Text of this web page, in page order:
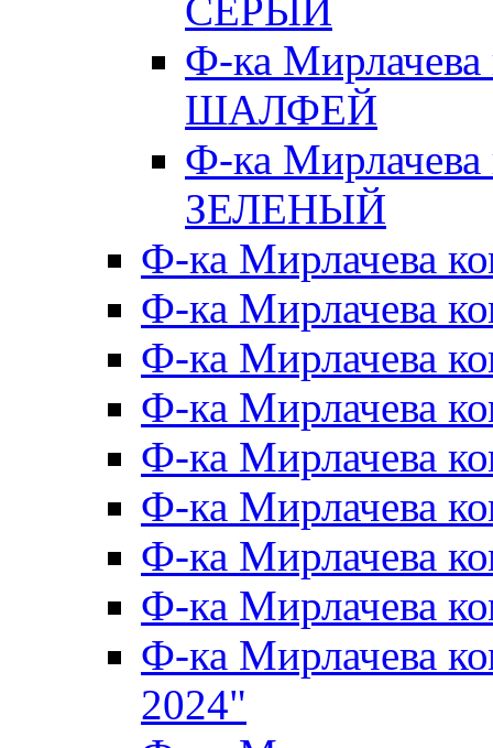
СЕРЫЙ
Ф-ка
ШАЛФЕЙ
Ф-ка
ЗЕЛЕНЫЙ
Ф-ка Мирлачева
Ф-ка Мирлачева
Ф-ка Мирлачева
Ф-ка Мирлачева
Ф-ка Мирлачева
Ф-ка Мирлачева
Ф-ка Мирлачева
Ф-ка Мирлачева
Ф-ка Мирлачева
2024"